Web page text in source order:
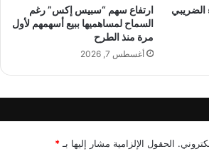
الضريبي
ارتفاع سهم “سبيس إكس” رغم
السماح لمساهميها ببيع أسهمهم لأول
مرة منذ الطرح
أغسطس 7, 2026
الحقول الإلزامية مشار إليها بـ *